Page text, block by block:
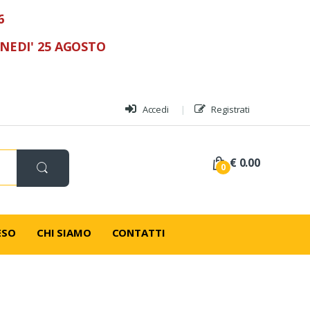
25 AGOSTO
Accedi Registrati
0 € 0.00
CHI SIAMO CONTATTI